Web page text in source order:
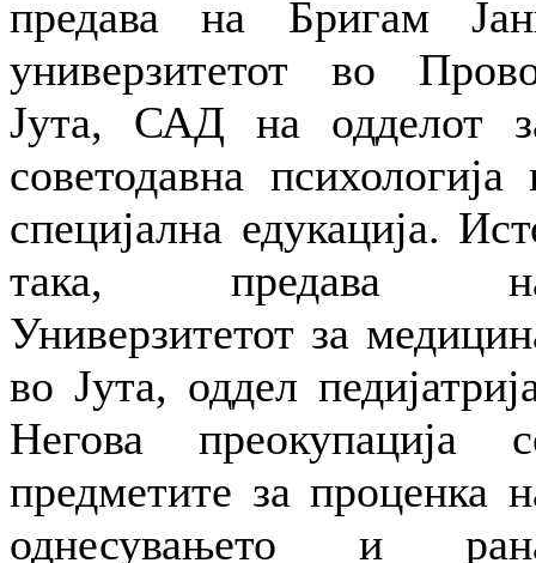
предава на Бригам
универзитетот во
Јута, САД на одделот
советодавна психологија
специјална едукација.
така, предава
Универзитетот за
во Јута, оддел
Негова преокупација
предметите за проценка
однесувањето и